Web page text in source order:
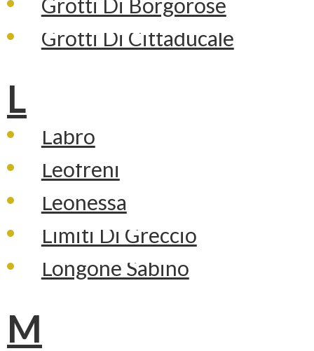
Grotti Di Cittaducale
L
Labro
Leofreni
Leonessa
Limiti Di Greccio
Longone Sabino
M